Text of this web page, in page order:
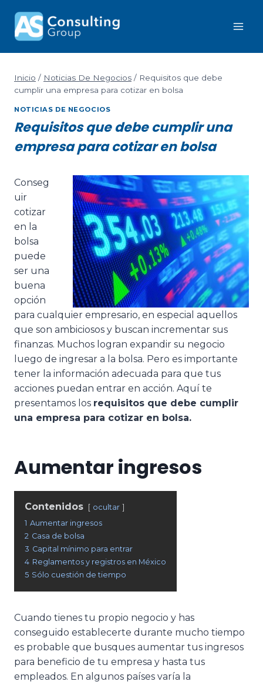
Inicio / Noticias De Negocios / Requisitos que debe
cumplir una empresa para cotizar en bolsa
NOTICIAS DE NEGOCIOS
Requisitos que debe cumplir una
empresa para cotizar en bolsa
Conseg
uir
cotizar
en la
bolsa
puede
ser una
buena
opción
para cualquier empresario, en especial aquellos
que son ambiciosos y buscan incrementar sus
finanzas. Muchos logran expandir su negocio
luego de ingresar a la bolsa. Pero es importante
tener la información adecuada para que tus
acciones puedan entrar en acción. Aquí te
presentamos los requisitos que debe cumplir
una empresa para cotizar en bolsa.
Aumentar ingresos
Contenidos
ocultar
1 Aumentar ingresos
2 Casa de bolsa
3 Capital mínimo para entrar
4 Reglamentos y registros en México
5 Sólo cuestión de tiempo
Cuando tienes tu propio negocio y has
conseguido establecerte durante mucho tiempo
es probable que busques aumentar tus ingresos
para beneficio de tu empresa y hasta tus
empleados. En algunos países varía la